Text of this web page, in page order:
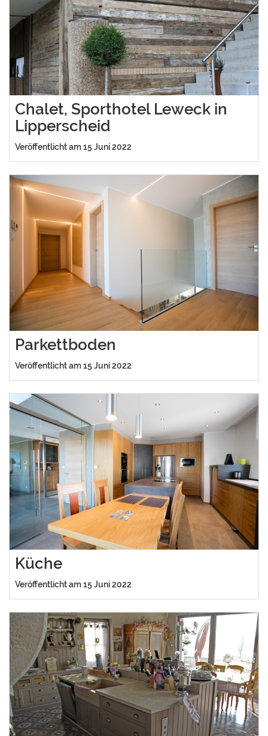
Chalet, Sporthotel Leweck in
Lipperscheid
Veröffentlicht am 15 Juni 2022
Parkettboden
Veröffentlicht am 15 Juni 2022
Küche
Veröffentlicht am 15 Juni 2022